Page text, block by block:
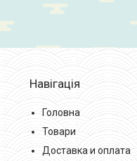
Навігація
Головна
Товари
Доставка и оплата